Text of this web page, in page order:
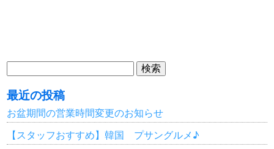
検
索:
最近の投稿
お盆期間の営業時間変更のお知らせ
【スタッフおすすめ】韓国 プサングルメ♪